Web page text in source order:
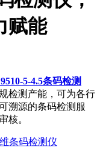
赋能
5-4.5条码检测
检测产能，可为各行
溯源的条码检测服
核。